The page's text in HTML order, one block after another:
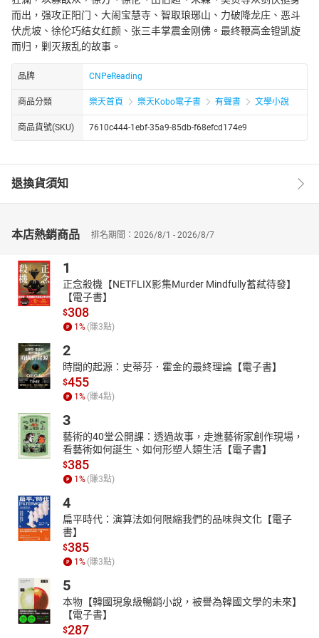
而出，强攻正阳门、大闹宝慧寺、智取琅琊山、力破降龙庄、恶斗
伏虎坡、徐伦巧结女红颜、张三丰掌震金刚佛。最终鞭高金镫凯旋
而归，剿灭叛乱的故事。
品牌 CNPeReading
商品分類 樂天首頁 樂天Kobo電子書 有聲書 文學小說
商品貨號(SKU) 7610c444-1ebf-35a9-85db-f68efcd174e9
退換貨須知
本店熱銷商品 排名期間：2026/8/1 - 2026/8/7
1
正念殺機【NETFLIX影集Murder Mindfully蓄弒待發】
【電子書】
$308
1% (賺3點)
2
時間的起源：史蒂芬．霍金的最終理論【電子書】
$455
1% (賺4點)
3
藝術的40堂公開課：透過故事，走進藝術家創作現場，
看藝術如何誕生、如何形塑人類生活【電子書】
$385
1% (賺3點)
4
扁平時代：演算法如何限縮我們的品味與文化【電子
書】
$385
1% (賺3點)
5
本物【韓國現象級暢銷小說，被譽為韓國文學的未來】
【電子書】
$287